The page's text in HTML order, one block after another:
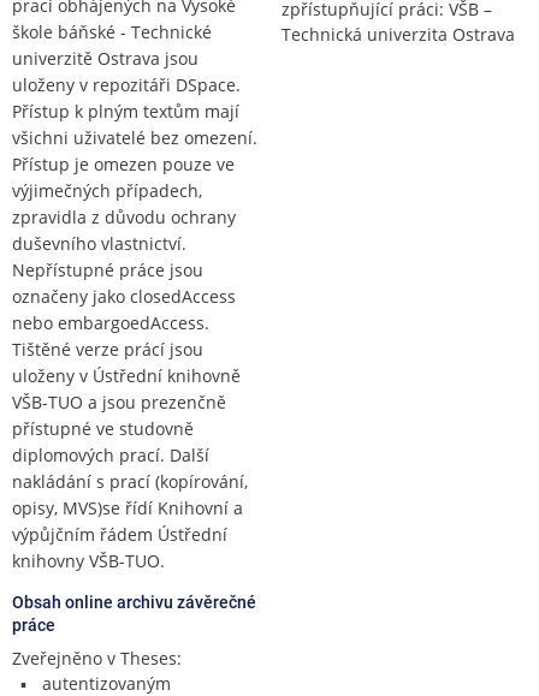
prací obhájených na Vysoké
škole báňské - Technické
univerzitě Ostrava jsou
uloženy v repozitáři DSpace.
Přístup k plným textům mají
všichni uživatelé bez omezení.
Přístup je omezen pouze ve
výjimečných případech,
zpravidla z důvodu ochrany
duševního vlastnictví.
Nepřístupné práce jsou
označeny jako closedAccess
nebo embargoedAccess.
Tištěné verze prácí jsou
uloženy v Ústřední knihovně
VŠB-TUO a jsou prezenčně
přístupné ve studovně
diplomových prací. Další
nakládání s prací (kopírování,
opisy, MVS)se řídí Knihovní a
výpůjčním řádem Ústřední
knihovny VŠB-TUO.
Obsah online archivu závěrečné
práce
Zveřejněno v Theses:
autentizovaným
zpřístupňující práci: VŠB –
Technická univerzita Ostrava